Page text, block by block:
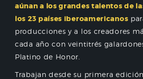
aúnan a los grandes talentos de
los 23 países iberoamericanos
producciones y a los creadores
cada año con veintitrés
Platino de Honor.
Trabajan desde su primera